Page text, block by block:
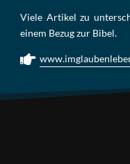
Viele Artikel zu
einem Bezug zur Bibel.